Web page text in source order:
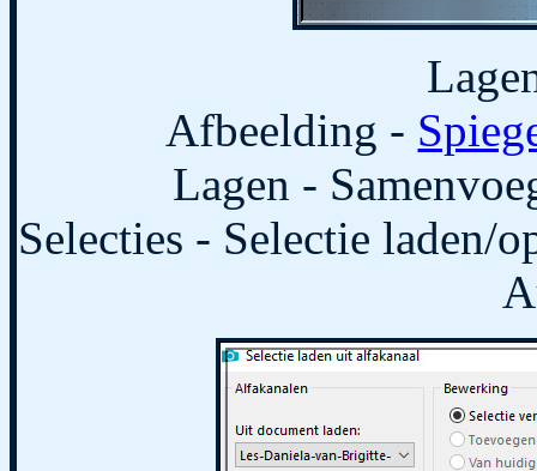
Afbeelding -
Lagen -
Selecties - Selectie laden/